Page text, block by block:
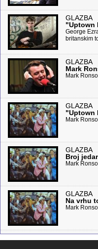
GLAZBA
"Uptown
George
britanskim
GLAZBA
Mark
Mark
GLAZBA
"Uptown
Mark
GLAZBA
Broj
Mark
GLAZBA
Na vrhu
Mark